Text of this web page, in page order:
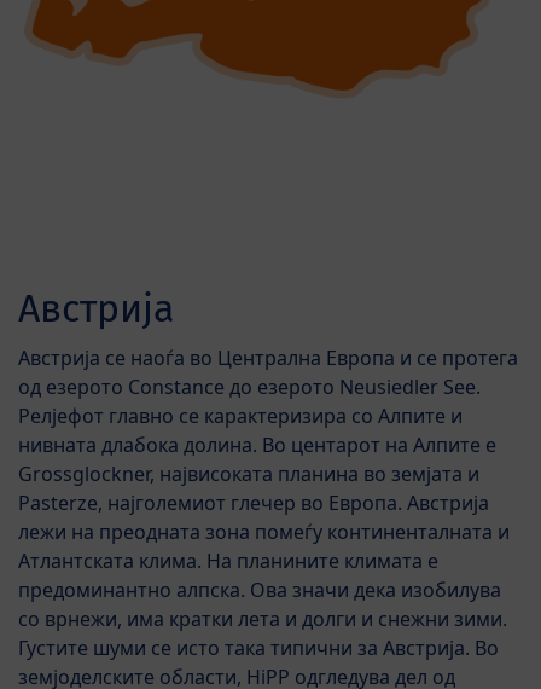
Австрија
Австрија се наоѓа во Централна Европа и се протега
од езерото Constance до езерото Neusiedler See.
Релјефот главно се карактеризира со Алпите и
нивната длабока долина. Во центарот на Алпите е
Grossglockner, највисоката планина во земјата и
Pasterze, најголемиот глечер во Европа. Австрија
лежи на преодната зона помеѓу континенталната и
Атлантската клима. На планините климата е
предоминантно алпска. Ова значи дека изобилува
со врнежи, има кратки лета и долги и снежни зими.
Густите шуми се исто така типични за Австрија. Во
земјоделските области, HiPP одгледува дел од